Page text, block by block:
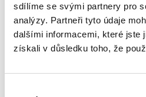
sdílíme se svými partnery pro
analýzy. Partneři tyto údaje
dalšími informacemi, které jste
získali v důsledku toho, že
Roční obrat do 10
0.69%